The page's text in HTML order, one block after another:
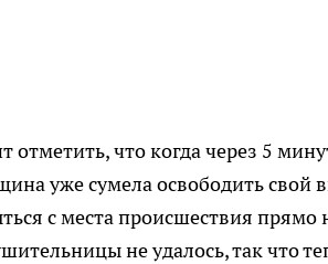
отметить, что когда через 5
уже сумела освободить свой
с места происшествия
не удалось, так что